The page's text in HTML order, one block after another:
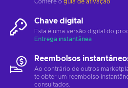
Confere o guia de ativação
Chave digital
Esta é uma versão digital do
Entrega instantânea
Reembolsos
Ao contrário de outros
te obter um reembolso
consultados.